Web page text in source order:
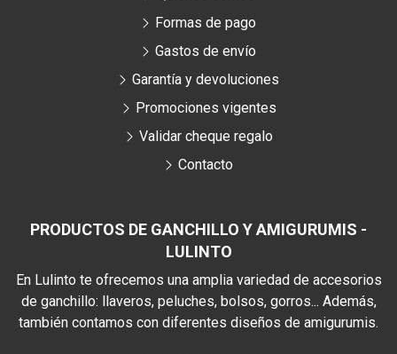
PRODUCTOS DE GANCHILLO Y AMIGURUMIS -
LULINTO
En Lulinto te ofrecemos una amplia variedad de accesorios
de ganchillo: llaveros, peluches, bolsos, gorros... Además,
también contamos con diferentes diseños de amigurumis.
Formas de pago
Gastos de envío
Garantía y devoluciones
Promociones vigentes
Validar cheque regalo
Contacto